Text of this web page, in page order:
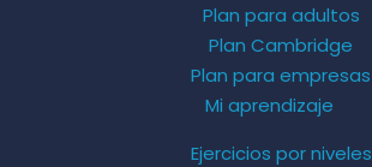
Plan para adultos
Plan Cambridge
Plan para empresas
Mi aprendizaje
Ejercicios por niveles